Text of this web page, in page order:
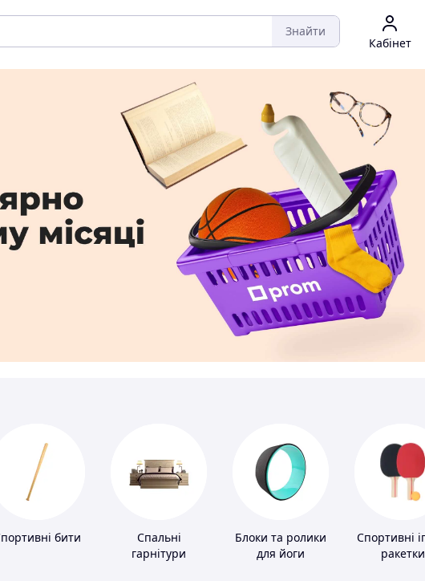
Знайти
Кабінет
бити
Спальні
гарнітури
Блоки та ролики
для йоги
Спортивні
ракетки